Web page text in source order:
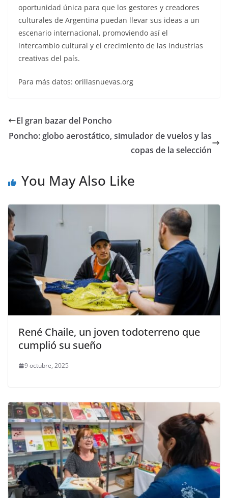
oportunidad única para que los gestores y creadores
culturales de Argentina puedan llevar sus ideas a un
escenario internacional, promoviendo así el
intercambio cultural y el crecimiento de las industrias
creativas del país.
Para más datos: orillasnuevas.org
El gran bazar del Poncho
Poncho: globo aerostático, simulador de vuelos y las
copas de la selección
You May Also Like
René Chaile, un joven todoterreno que
cumplió su sueño
9 octubre, 2025